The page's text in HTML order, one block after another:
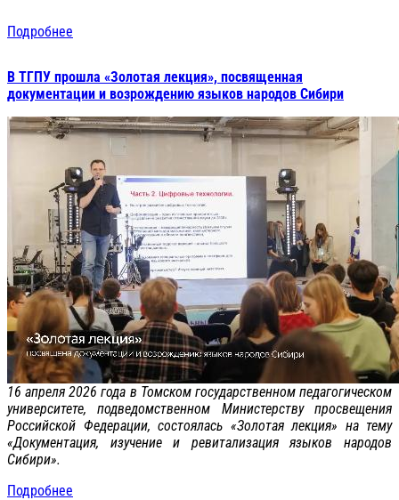
Подробнее
В ТГПУ прошла «Золотая лекция», посвященная
документации и возрождению языков народов Сибири
16 апреля 2026 года в Томском государственном педагогическом
университете, подведомственном Министерству просвещения
Российской Федерации, состоялась «Золотая лекция» на тему
«Документация, изучение и ревитализация языков народов
Сибири».
Подробнее